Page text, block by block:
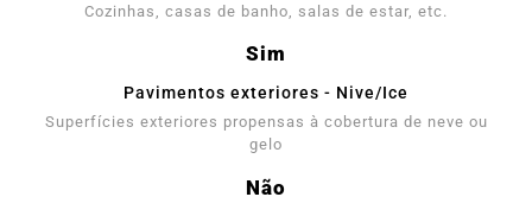
Cozinhas, casas de banho, salas de estar, etc.
Sim
Pavimentos exteriores - Nive/Ice
Superfícies exteriores propensas à cobertura de neve ou
gelo
Não